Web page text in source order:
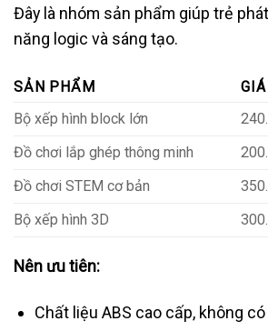
Đây là nhóm sản phẩm giúp trẻ
năng logic và sáng tạo.
SẢN PHẨM
Bộ xếp hình block lớn
Đồ chơi lắp ghép thông minh
Đồ chơi STEM cơ bản
Bộ xếp hình 3D
Nên ưu tiên:
Chất liệu ABS cao cấp, không